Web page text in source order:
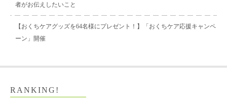
者がお伝えしたいこと
【おくちケアグッズを64名様にプレゼント！】「おくちケア応援キャンペ
ーン」開催
RANKING!